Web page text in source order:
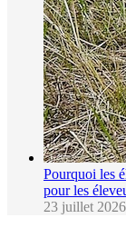
Pourquoi les
pour les
23 juillet 2026